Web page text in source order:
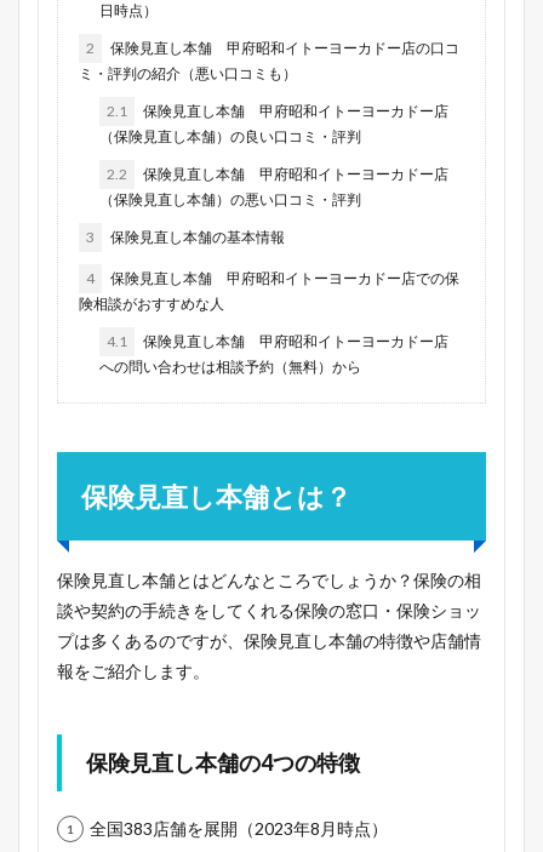
日時点）
2
保険見直し本舗 甲府昭和イトーヨーカドー店の口コ
ミ・評判の紹介（悪い口コミも）
2.1
保険見直し本舗 甲府昭和イトーヨーカドー店
（保険見直し本舗）の良い口コミ・評判
2.2
保険見直し本舗 甲府昭和イトーヨーカドー店
（保険見直し本舗）の悪い口コミ・評判
3 保険見直し本舗の基本情報
4
保険見直し本舗 甲府昭和イトーヨーカドー店での保
険相談がおすすめな人
4.1
保険見直し本舗 甲府昭和イトーヨーカドー店
への問い合わせは相談予約（無料）から
保険見直し本舗とは？
保険見直し本舗とはどんなところでしょうか？保険の相
談や契約の手続きをしてくれる保険の窓口・保険ショッ
プは多くあるのですが、保険見直し本舗の特徴や店舗情
報をご紹介します。
保険見直し本舗の4つの特徴
全国383店舗を展開（2023年8月時点）